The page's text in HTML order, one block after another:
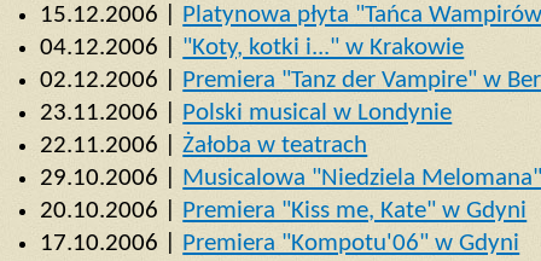
15.12.2006 | Platynowa płyta "Tańca
04.12.2006 | "Koty, kotki i..." w Krakowie
02.12.2006 | Premiera "Tanz der Vampire" w
23.11.2006 | Polski musical w Londynie
22.11.2006 |Żałoba w teatrach
29.10.2006 | Musicalowa "Niedziela
20.10.2006 | Premiera "Kiss me, Kate" w Gdyni
17.10.2006 | Premiera "Kompotu'06" w Gdyni